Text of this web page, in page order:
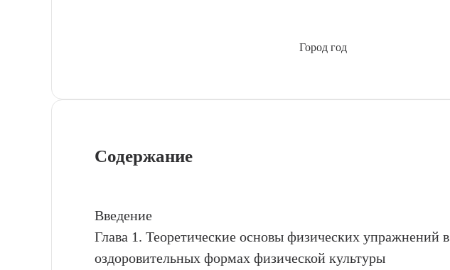
Город год
Содержание
Введение
Глава 1. Теоретические основы физических упражнений в
оздоровительных формах физической культуры